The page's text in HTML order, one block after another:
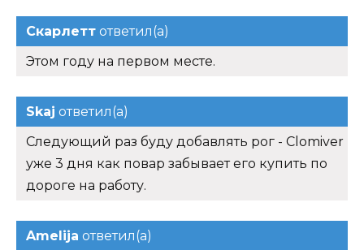
Скарлетт ответил(а)
Этом году на первом месте.
Skaj ответил(а)
Следующий раз буду добавлять рог - Clomiver
уже 3 дня как повар забывает его купить по
дороге на работу.
Amelija ответил(а)